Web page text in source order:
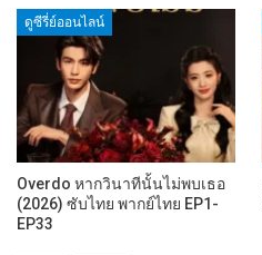
ดูซีรี่ย์ออนไลน์
Overdo หากวินาทีนั้นไม่พบเธอ
(2026) ซับไทย พากย์ไทย EP1-
EP33